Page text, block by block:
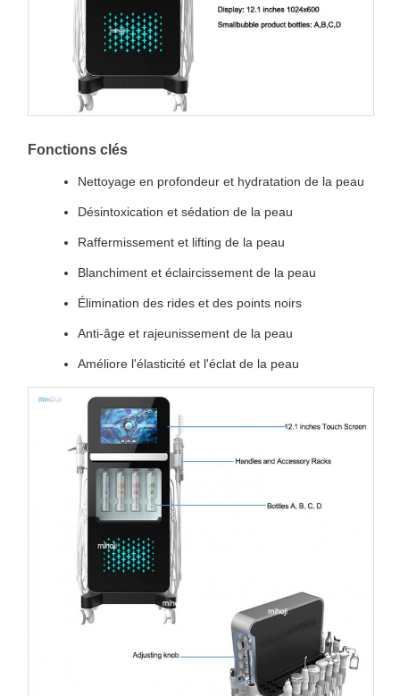
Fonctions clés
Nettoyage en profondeur et hydratation de la peau
Désintoxication et sédation de la peau
Raffermissement et lifting de la peau
Blanchiment et éclaircissement de la peau
Élimination des rides et des points noirs
Anti-âge et rajeunissement de la peau
Améliore l'élasticité et l'éclat de la peau